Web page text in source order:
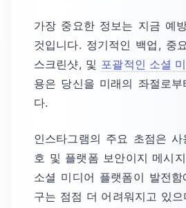
가장 중요한 정보는 지금 예
것입니다. 정기적인 백업, 중
스크린샷, 및 포괄적인 소셜
용은 당신을 미래의 좌절로
다.
인스타그램의 주요 초점은
호 및 플랫폼 보안이지 메시
소셜 미디어 플랫폼이 발전
구는 점점 더 어려워지고 있